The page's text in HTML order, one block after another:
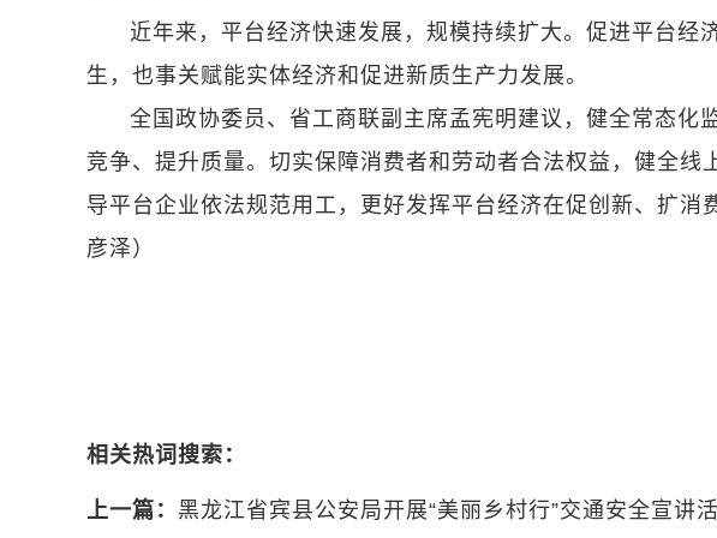
近年来，平台经济快速发展，规模持续扩大。促进平台经
生，也事关赋能实体经济和促进新质生产力发展。
全国政协委员、省工商联副主席孟宪明建议，健全常态化
竞争、提升质量。切实保障消费者和劳动者合法权益，健全线
导平台企业依法规范用工，更好发挥平台经济在促创新、扩消
彦泽）
相关热词搜索：
上一篇： 黑龙江省宾县公安局开展“美丽乡村行”交通安全宣讲